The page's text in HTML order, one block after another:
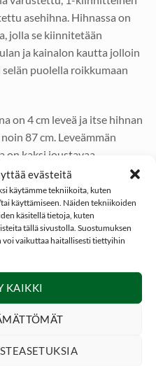
evästeitä
käytämme tekniikoita, kuten
käyttämiseen. Näiden tekniikoiden
käsitellä tietoja, kuten
tällä sivustolla. Suostumuksen
vaikuttaa haitallisesti tiettyihin
KAIKKI
asehihna. Hihnassa on
jolla se kiinnitetään
ja kainalon kautta jolloin
puolella roikkumaan
on 4 cm leveä ja itse hihnan
87 cm. Leveämmän
on kaksi joustavaa
jotka ovat kumpikin
ansiosta painavaakin
leveä kantamaan
että hihna uppoaa
sekä äärimmäisen vahva!
ja metallinen
ja vähentävät näin aseen